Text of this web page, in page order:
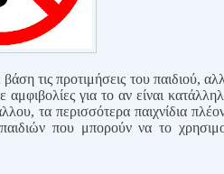
τις προτιμήσεις του παιδιού,
για το αν είναι
τα περισσότερα παιχνίδια
που μπορούν να το